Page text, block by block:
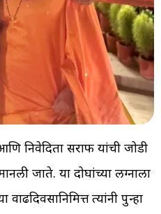
निवेदिता सराफ यांची जोडी
जाते. या दोघांच्या लग्नाला
त्यांनी पुन्हा